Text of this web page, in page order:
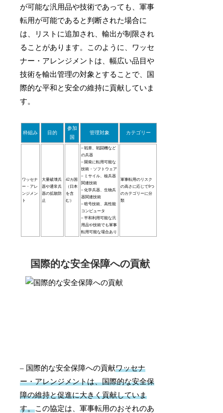
が可能な汎用品や技術であっても、軍事
転用が可能であると判断された場合に
は、リストに追加され、輸出が制限され
ることがあります。このように、ワッセ
ナー・アレンジメントは、幅広い品目や
技術を輸出管理の対象とすることで、国
際的な平和と安全の維持に貢献していま
す。
枠組み 目的
参加
国
管理対象 カテゴリー
ワッセナ
ー・アレ
ンジメン
ト
大量破壊兵
器や通常兵
器の拡散防
止
42カ国
（日本
を含
む）
– 戦車、戦闘機など
の兵器
– 開発に転用可能な
技術・ソフトウェア
– ミサイル、核兵器
関連技術
– 化学兵器、生物兵
器関連技術
– 暗号技術、高性能
コンピュータ
– 平和利用可能な汎
用品や技術でも軍事
転用可能な場合あり
軍事転用のリスク
の高さに応じて9つ
のカテゴリーに分
類
国際的な安全保障への貢献
– 国際的な安全保障への貢献ワッセナ
ー・アレンジメントは、国際的な安全保
障の維持と促進に大きく貢献していま
す。この協定は、軍事転用のおそれのあ